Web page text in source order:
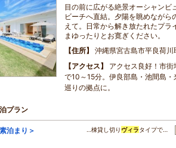
目の前に広がる絶景オーシャンビ
ビーチへ直結。夕陽を眺めながら
えて。日常から解き放たれたプラ
まゆったりとお寛ぎください。
住所
沖縄県宮古島市平良荷川
アクセス
アクセス良好！市
で10～15分。伊良部島・池間島
巡りの拠点に。
プラン
泊まり＞ …棟貸し切り ヴィラタイプで…